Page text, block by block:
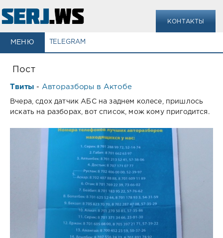
КОНТАКТЫ
МЕНЮ TELEGRAM
Пост
Твиты - Авторазборы в Актобе
Вчера, сдох датчик АБС на заднем колесе, пришлось
искать на разборах, вот список, мож кому пригодится.